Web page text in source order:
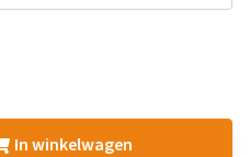
In winkelwagen